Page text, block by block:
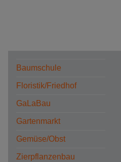
Baumschule
Floristik/Friedhof
GaLaBau
Gartenmarkt
Gemüse/Obst
Zierpflanzenbau